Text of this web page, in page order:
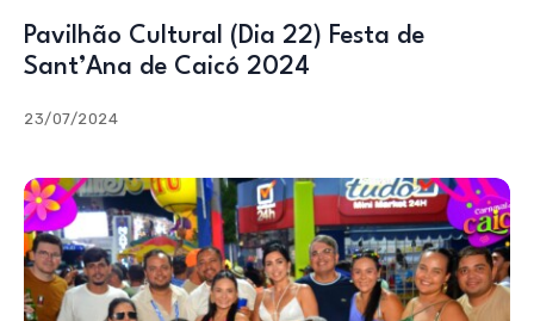
Pavilhão Cultural (Dia 22) Festa de
Sant’Ana de Caicó 2024
23/07/2024